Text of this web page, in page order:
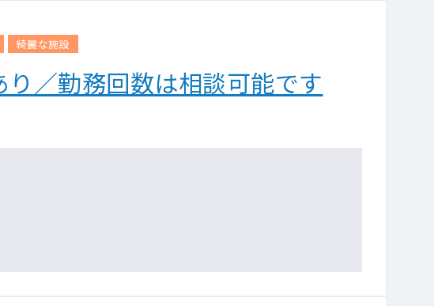
綺麗な施設
／勤務回数は相談可能です